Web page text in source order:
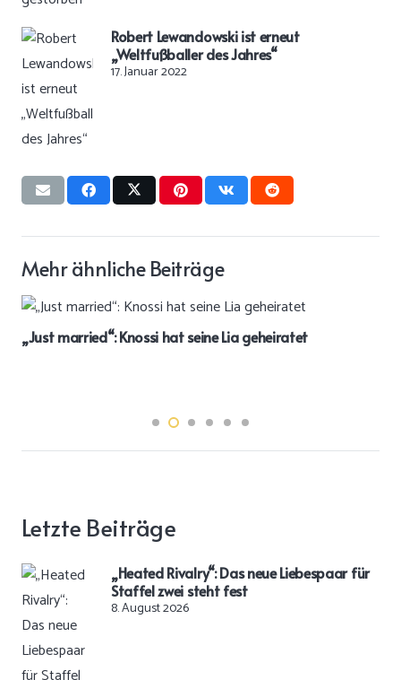
Robert Lewandowski ist erneut
„Weltfußballer des Jahres“
17. Januar 2022
Mehr ähnliche Beiträge
„Just married“: Knossi hat seine Lia geheiratet
Letzte Beiträge
„Heated Rivalry“: Das neue Liebespaar für
Staffel zwei steht fest
8. August 2026